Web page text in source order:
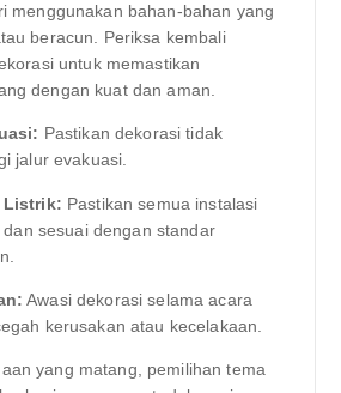
menggunakan bahan-bahan yang
beracun. Periksa kembali
untuk memastikan
dengan kuat dan aman.
Pastikan dekorasi tidak
jalur evakuasi.
Listrik: Pastikan semua instalasi
dan sesuai dengan standar
Awasi dekorasi selama acara
kerusakan atau kecelakaan.
yang matang, pemilihan tema